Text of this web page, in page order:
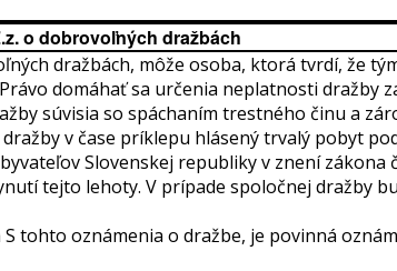
o dobrovoľných dražbách
dražbách, môže osoba, ktorá tvrdí, že
domáhať sa určenia neplatnosti dražby
súvisia so spáchaním trestného činu a
v čase príklepu hlásený trvalý pobyt
Slovenskej republiky v znení zákona
tejto lehoty. V prípade spoločnej dražby
tohto oznámenia o dražbe, je povinná